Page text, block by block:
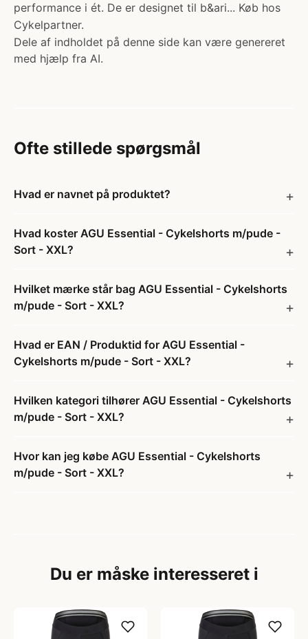
performance i ét. De er designet til b&ari... Køb hos
Cykelpartner.
Dele af indholdet på denne side kan være genereret
med hjælp fra AI.
Ofte stillede spørgsmål
Hvad er navnet på produktet?
Hvad koster AGU Essential - Cykelshorts m/pude -
Sort - XXL?
Hvilket mærke står bag AGU Essential - Cykelshorts
m/pude - Sort - XXL?
Hvad er EAN / Produktid for AGU Essential -
Cykelshorts m/pude - Sort - XXL?
Hvilken kategori tilhører AGU Essential - Cykelshorts
m/pude - Sort - XXL?
Hvor kan jeg købe AGU Essential - Cykelshorts
m/pude - Sort - XXL?
Du er måske interesseret i